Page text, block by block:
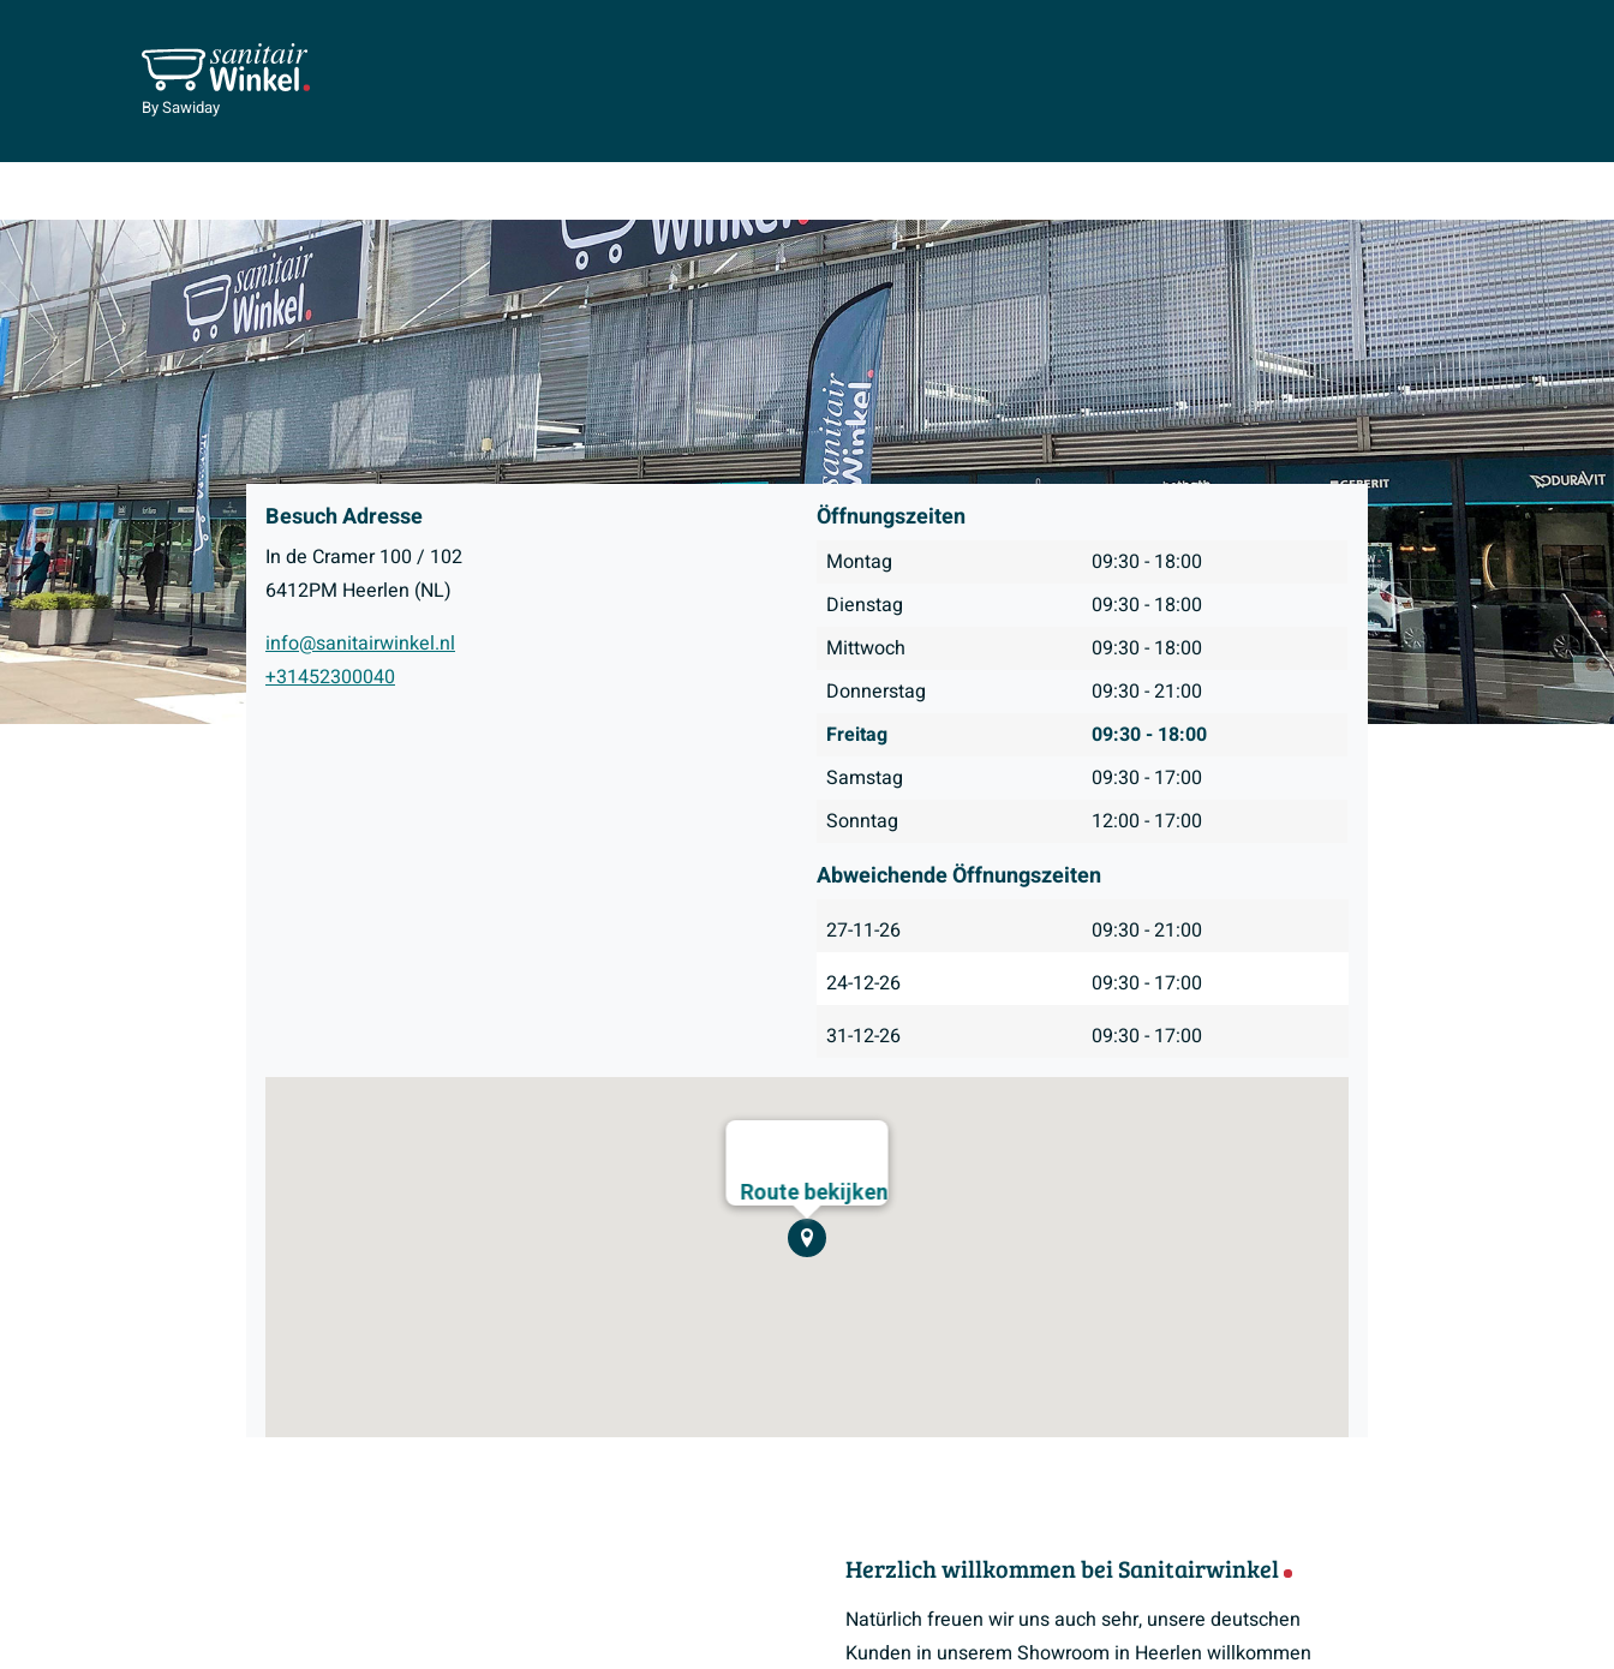
By Sawiday
Besuch Adresse
In de Cramer 100 / 102
6412PM Heerlen (NL)
info@sanitairwinkel.nl
+31452300040
Route bekijken
Öffnungszeiten
Montag
09:30 - 18:00
Dienstag
09:30 - 18:00
Mittwoch
09:30 - 18:00
Donnerstag
09:30 - 21:00
Freitag
09:30 - 18:00
Samstag
09:30 - 17:00
Sonntag
12:00 - 17:00
Abweichende Öffnungszeiten
27-11-26
09:30 - 21:00
24-12-26
09:30 - 17:00
31-12-26
09:30 - 17:00
Herzlich willkommen bei Sanitairwinkel
Natürlich freuen wir uns auch sehr, unsere deutschen
Kunden in unserem Showroom in Heerlen willkommen